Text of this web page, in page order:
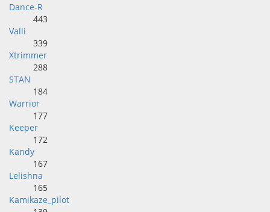
Dance-R
443
Valli
339
Xtrimmer
288
STAN
184
Warrior
177
Keeper
172
Kandy
167
Lelishna
165
Kamikaze_pilot